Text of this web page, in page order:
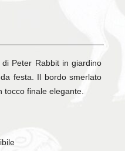
Peter Rabbit in giardino
festa. Il bordo smerlato
tocco finale elegante.